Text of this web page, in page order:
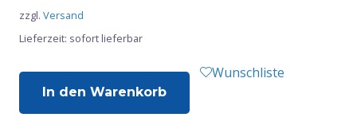
zzgl. Versand
Lieferzeit: sofort lieferbar
In den Warenkorb
Wunschliste